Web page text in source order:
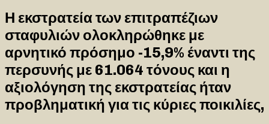
Η εκστρατεία των επιτραπέζιων
σταφυλιών ολοκληρώθηκε με
αρνητικό πρόσημο -15,9% έναντι της
περσυνής με 61.064 τόνους και η
αξιολόγηση της εκστρατείας ήταν
προβληματική για τις κύριες ποικιλίες,